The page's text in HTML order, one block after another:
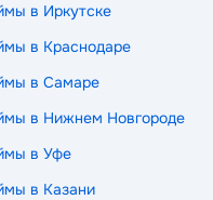
в Иркутске
в Краснодаре
в Самаре
в Нижнем Новгороде
в Уфе
в Казани